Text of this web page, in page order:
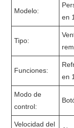
Modelo:
en
Tipo:
Funciones:
en 1
Modo de
control:
Velocidad del